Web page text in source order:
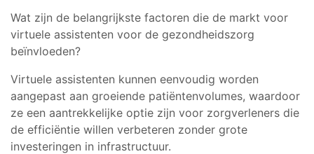
Wat zijn de belangrijkste factoren die de markt voor
virtuele assistenten voor de gezondheidszorg
beïnvloeden?
Virtuele assistenten kunnen eenvoudig worden
aangepast aan groeiende patiëntenvolumes, waardoor
ze een aantrekkelijke optie zijn voor zorgverleners die
de efficiëntie willen verbeteren zonder grote
investeringen in infrastructuur.